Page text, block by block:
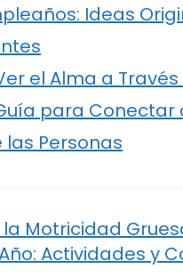
Ideas
el Alma a
para Conectar
las Personas
Motricidad
Actividades y